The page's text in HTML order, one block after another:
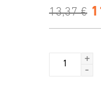
13,37 €
+
-